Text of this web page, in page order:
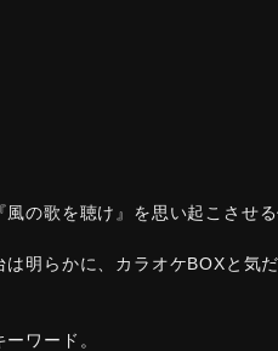
の歌を聴け』を思い起こさせる
明らかに、カラオケBOXと気
ワード。